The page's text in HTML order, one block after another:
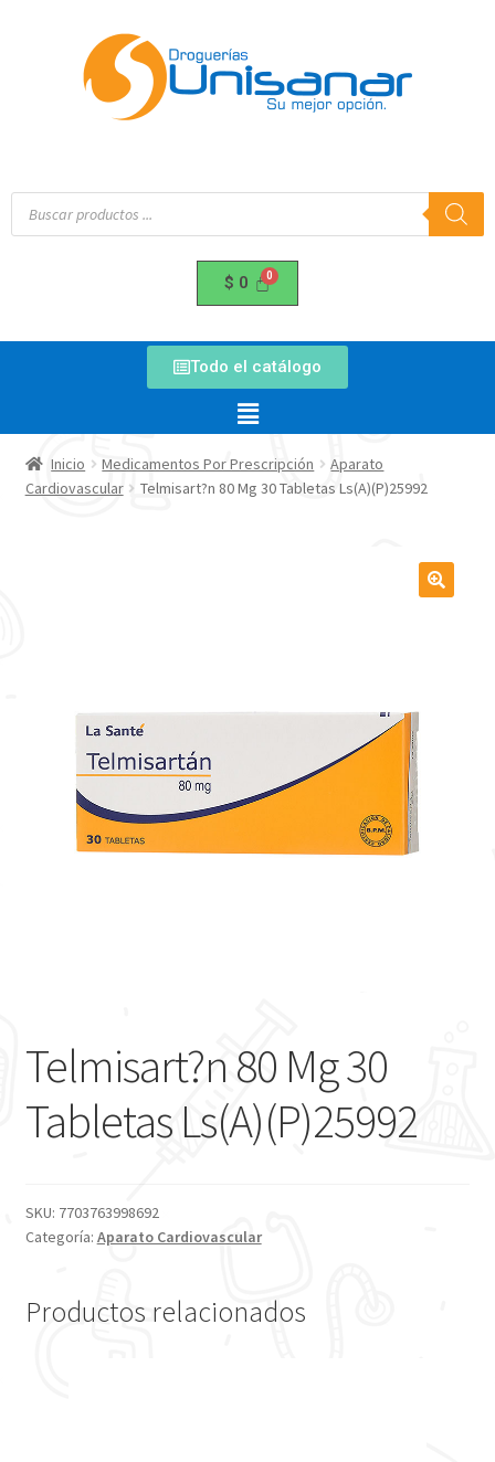
$ 0
Todo el catálogo
Inicio Medicamentos Por Prescripción
Aparato
Cardiovascular
Telmisart?n 80 Mg 30 Tabletas Ls(A)(P)25992
Telmisart?n 80 Mg 30
Tabletas Ls(A)(P)25992
SKU: 7703763998692
Categoría: Aparato Cardiovascular
Productos relacionados